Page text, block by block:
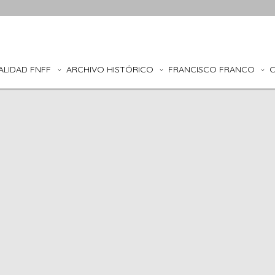
FNFF ARCHIVO HISTÓRICO FRANCISCO FRANCO